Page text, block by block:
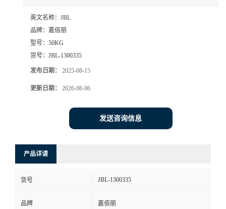
英文名称： JBL
品牌： 嘉佰丽
型号： 50KG
货号： JBL-1300335
发布日期： 2025-08-15
更新日期： 2026-08-06
发送咨询信息
产品详请
货号 JBL-1300335
品牌 嘉佰丽